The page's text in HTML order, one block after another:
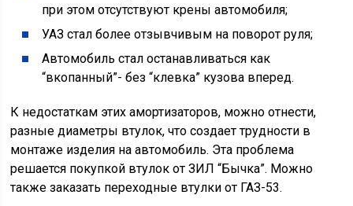
при этом отсутствуют крены автомобиля;
УАЗ стал более отзывчивым на поворот руля;
Автомобиль стал останавливаться как
“вкопанный”- без “клевка” кузова вперед.
К недостаткам этих амортизаторов, можно отнести,
разные диаметры втулок, что создает трудности в
монтаже изделия на автомобиль. Эта проблема
решается покупкой втулок от ЗИЛ “Бычка”. Можно
также заказать переходные втулки от ГАЗ-53.